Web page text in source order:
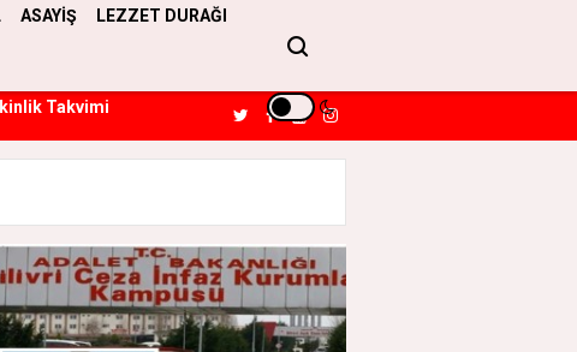
ASAYİŞ LEZZET DURAĞI
Takvimi